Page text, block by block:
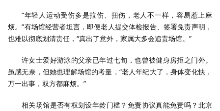
“年轻人运动受伤多是拉伤、扭伤，老人不一样，容易惹上麻
烦。”有场馆经营者坦言，即便老人提交体检报告、签署免责声明，
也难以彻底划清责任，“真出了意外，家属大多会追责场馆。”
许女士爱好游泳的父亲已年过七旬，也曾被健身房拒之门外。
虽感无奈，但她也理解场馆的考量，“老人年纪大了，身体变化快，
万一出事，双方都麻烦。”
相关场馆是否有权划设年龄门槛？免责协议真能免责吗？北京